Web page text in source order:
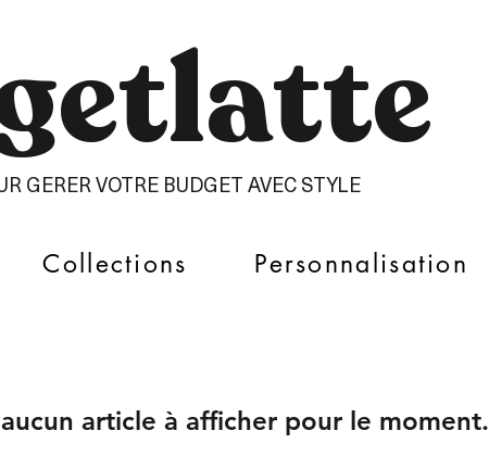
GERER VOTRE BUDGET AVEC STYLE
Collections Personnalisation
article à afficher pour le moment.